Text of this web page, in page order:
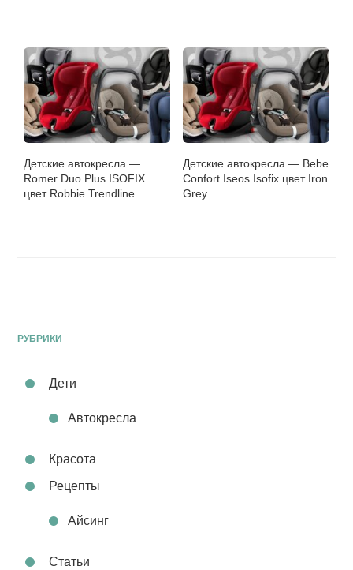
Детские автокресла —
Romer Duo Plus ISOFIX
цвет Robbie Trendline
Детские автокресла — Bebe
Confort Iseos Isofix цвет Iron
Grey
РУБРИКИ
Дети
Автокресла
Красота
Рецепты
Айсинг
Статьи